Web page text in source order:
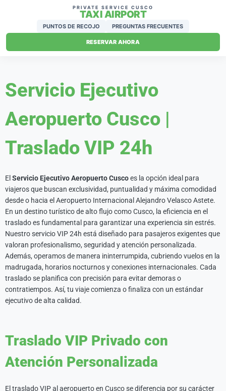
PRIVATE SERVICE CUSCO
TAXI AIRPORT
PUNTOS DE RECOJO PREGUNTAS FRECUENTES
RESERVAR AHORA
Servicio Ejecutivo
Aeropuerto Cusco |
Traslado VIP 24h
El Servicio Ejecutivo Aeropuerto Cuscoes la opción ideal para
viajeros que buscan exclusividad, puntualidad y máxima comodidad
desde o hacia el Aeropuerto Internacional Alejandro Velasco Astete.
En un destino turístico de alto flujo como Cusco, la eficiencia en el
traslado es fundamental para garantizar una experiencia sin estrés.
Nuestro servicio VIP 24h está diseñado para pasajeros exigentes que
valoran profesionalismo, seguridad y atención personalizada.
Además, operamos de manera ininterrumpida, cubriendo vuelos en la
madrugada, horarios nocturnos y conexiones internacionales. Cada
traslado se planifica con precisión para evitar demoras o
contratiempos. Así, tu viaje comienza o finaliza con un estándar
ejecutivo de alta calidad.
Traslado VIP Privado con
Atención Personalizada
El traslado VIP al aeropuerto en Cusco se diferencia por su carácter